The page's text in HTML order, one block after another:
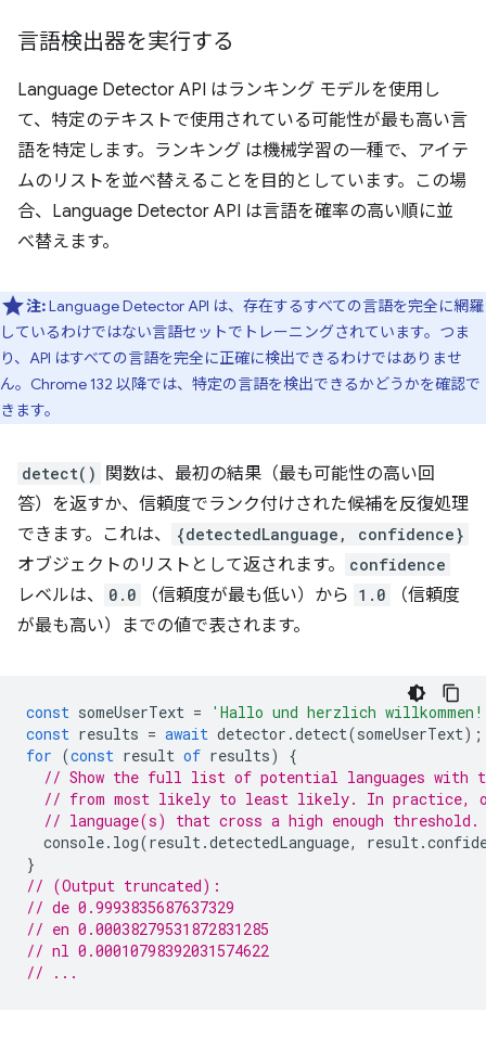
言語検出器を実行する
Language Detector API はランキング モデルを使用し
て、特定のテキストで使用されている可能性が最も高い言
語を特定します。ランキング は機械学習の一種で、アイテ
ムのリストを並べ替えることを目的としています。この場
合、Language Detector API は言語を確率の高い順に並
べ替えます。
注:Language Detector API は、存在するすべての言語を完全に網羅
しているわけではない言語セットでトレーニングされています。つま
り、API はすべての言語を完全に正確に検出できるわけではありませ
ん。Chrome 132 以降では、特定の言語を検出できるかどうかを確認で
きます。
detect()
関数は、最初の結果（最も可能性の高い回
答）を返すか、信頼度でランク付けされた候補を反復処理
できます。これは、
{detectedLanguage, confidence}
オブジェクトのリストとして返されます。 confidence
レベルは、 0.0 （信頼度が最も低い）から 1.0
（信頼度
が最も高い）までの値で表されます。
const someUserText =
'Hallo und herzlich
const results = await detector .detect(someUserText);
for (const result of results)
{
// Show the full list of potential languages with
// from most likely to least likely. In practice,
// language(s) that cross a high enough threshold.
console. log(result.detectedLanguage, result.
}
// (Output truncated):
// de 0.9993835687637329
// en 0.00038279531872831285
// nl 0.00010798392031574622
// ...